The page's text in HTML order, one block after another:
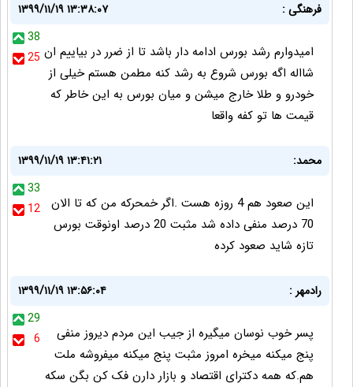
فرهنگی :
۱۳۹۹/۱۱/۱۹ ۱۳:۳۸:۰۷
38
25 امیدوارم رشد بورس ادامه دار باشد تا از ضرر در بیاییم ان
شااله اگه بورس شروع به رشد کنه مطمن هستم خیلی از
خودرو و طلا خارج میشن و میان بورس به این خاطر که
قیمت ها تو کفه واقعا
محمد:
۱۳۹۹/۱۱/۱۹ ۱۳:۴۱:۲۱
33
12
این صعود هم 4 روزه هست .اگر خمحرکه من که تا الان
70 درصد منفی داده شد مثبت 20 درصد اونوقت بورس
تازه شاید صعود کرده
رادمهر :
۱۳۹۹/۱۱/۱۹ ۱۳:۵۶:۰۴
29
6
پسر خوب نوسان میگیره از جیب این مردم دیروز منفی
پنج میکنه میخره امروز مثبت پنج میکنه میفروشه ملت
هم.که همه دکترای اقتصاد و بازار دارن فک کن بگن سکه